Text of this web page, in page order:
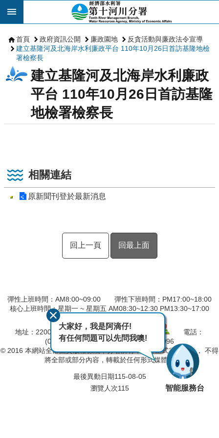
跳到主要內容區塊
首頁 政府資訊公開 廉政園地
反貪活動與廉政法令宣導
建立基隆河及北海岸水利廉政平台 110年10月26日首訪基隆地檢
署檢察長
建立基隆河及北海岸水利廉政
平台 110年10月26日首訪基隆
地檢署檢察長
相關連結
原新聞刊登於最新消息
回上一頁 回最上面
彈性上班時間：AM8:00~09:00 彈性下班時間：PM17:00~18:00
核心上班時間：星期一 ~ 星期五 AM08:30~12:30 PM13:30~17:00
地址：220057 新北市板橋區四川路2段橋頭1號
電話：
(02)8966-9870 傳真：(02)8966-7996
© 2016 本網站全部圖文版權係屬本分署所有，非經正式書面同意， 不得
將全部或部分內容，轉載於任何形式媒體。
最後異動日期115-08-05
瀏覽人次115
大家好，我是阿滴仔!
有任何問題可以先問我噢!
智能服務台